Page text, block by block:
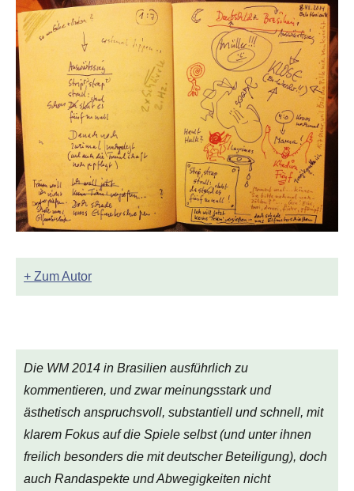
+ Zum Autor
Die WM 2014 in Brasilien ausführlich zu
kommentieren, und zwar meinungsstark und
ästhetisch anspruchsvoll, substantiell und schnell, mit
klarem Fokus auf die Spiele selbst (und unter ihnen
freilich besonders die mit deutscher Beteiligung), doch
auch Randaspekte und Abwegigkeiten nicht